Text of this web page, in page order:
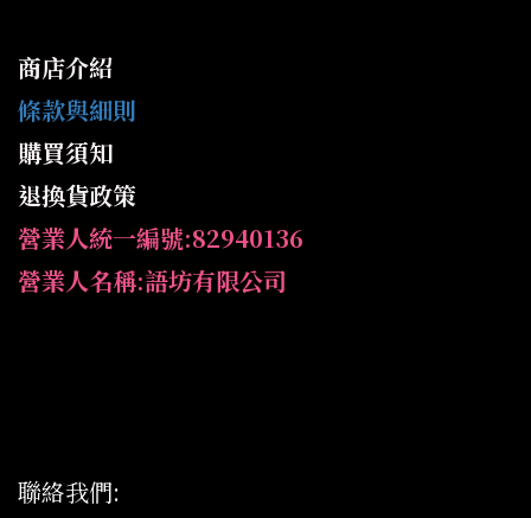
商店介紹
條款與細則
購買須知
退換貨政策
營業人統一編號:82940136
營業人名稱:語坊有限公司
聯絡我們: